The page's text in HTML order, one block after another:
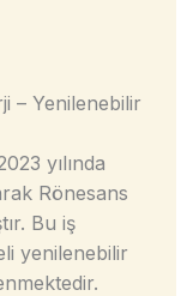
– Yenilenebilir
yılında
Rönesans
Bu iş
yenilenebilir